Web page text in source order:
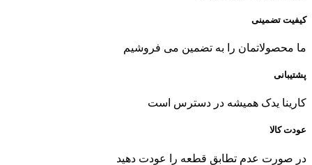
کیفیت تضمینی
ما محصولاتمان را به تضمین می فروشیم
پشتیبانی
کارینا یدک همیشه در دسترس است
عودت کالا
در صورت عدم تطابق قطعه را عودت دهید